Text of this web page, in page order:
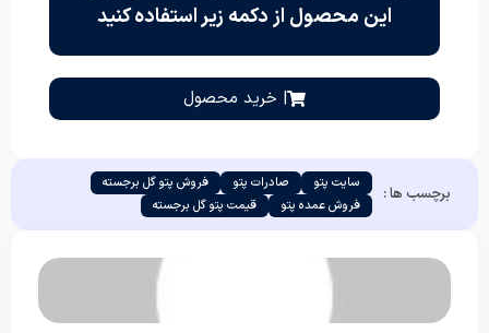
این محصول از دکمه زیر استفاده کنید
| خرید محصول
برچسب ها : سایت پتو صادرات پتو
فروش پتو گل برجسته
فروش عمده پتو
قیمت پتو گل برجسته